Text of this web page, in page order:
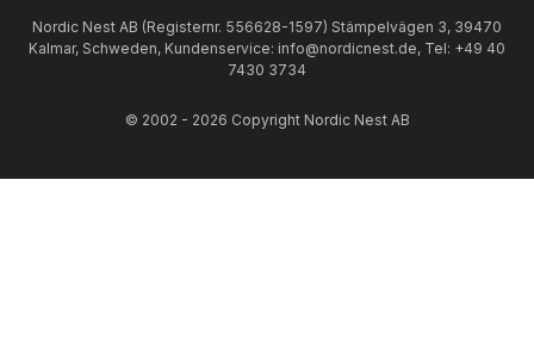
Nordic Nest AB (Registernr. 556628-1597) Stämpelvägen 3, 39470
Kalmar, Schweden, Kundenservice: info@nordicnest.de, Tel: +49 40
7430 3734
© 2002 - 2026 Copyright Nordic Nest AB